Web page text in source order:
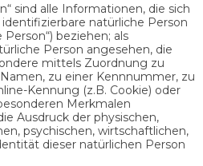
sind alle Informationen, die sich
natürliche Person
beziehen; als
Person angesehen, die
mittels Zuordnung zu
zu einer Kennnummer, zu
Kennung (z.B. Cookie) oder
Merkmalen
Ausdruck der physischen,
psychischen, wirtschaftlichen,
dieser natürlichen Person